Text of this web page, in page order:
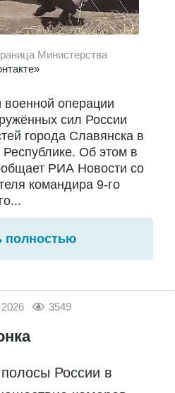
Министерства
операции
сил России
города Славянска в
Об этом в
РИА Новости со
командира 9-го
полностью
3549
России в